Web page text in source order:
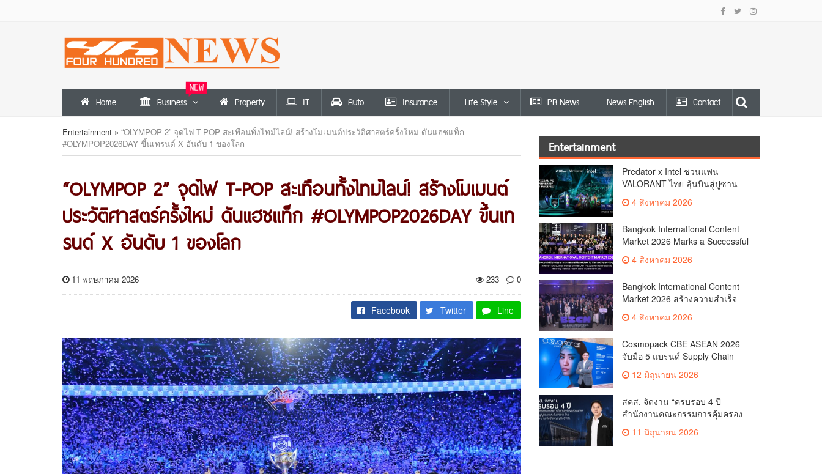
Home Business
NEW
Property IT Auto Insurance Life Style PR News News English Contact
Entertainment » “OLYMPOP 2” จุดไฟ T-POP สะเทือนทั้งไทม์ไลน์! สร้างโมเมนต์ประวัติศาสตร์ครั้งใหม่ ดันแฮชแท็ก
#OLYMPOP2026DAY ขึ้นเทรนด์ X อันดับ 1 ของโลก
“OLYMPOP 2” จุดไฟ T-POP สะเทือนทั้งไทม์ไลน์! สร้างโมเมนต์
ประวัติศาสตร์ครั้งใหม่ ดันแฮชแท็ก #OLYMPOP2026DAY ขึ้นเท
รนด์ X อันดับ 1 ของโลก
11 พฤษภาคม 2026 233 0
Facebook Twitter Line
Entertainment
Predator x Intel ชวนแฟน
VALORANT ไทย ลุ้นบินสู่ปูซาน
เชียร์ศึก VCT Pacific Finals Busan
ประเทศเกาหลีใต้ Predator x Intel
สู่ปูซาน แบบติดขอบสนาม พร้อม
กิจกรรมสุดพิเศษตลอดทัวร์นาเมนต์
4 สิงหาคม 2026
Bangkok International Content
Market 2026 Marks a Successful
Debut as an International
Marketplace for Film and Series
Business Meetings Generate
Over THB 2.2 Billion in Business
ValueReinforcing Thailand’s
Asia”
4 สิงหาคม 2026
Bangkok International Content
Market 2026 สร้างความสำเร็จ
ตลาดซื้อขาย–ร่วมผลิตคอนเทนต์
ภาพยนตร์และซีรีส์ระดับ
1,200 คู่ มูลค่ากว่า 2,200 ล้านบาท
ตอกย้ำไทยสู่ “Content Hub of
Asia”
4 สิงหาคม 2026
Cosmopack CBE ASEAN 2026
จับมือ 5 แบรนด์ Supply Chain
ความงามชั้นนำ เดินเครื่องโรงงาน
ผลิตเครื่องสำอางจำลอง “The
ในงาน Cosmoprof CBE ASEAN
Bangkok 2026
12 มิถุนายน 2026
สคส. จัดงาน “ครบรอบ 4 ปี
สำนักงานคณะกรรมการคุ้มครอง
ข้อมูลส่วนบุคคล” ส่งสัญญาณยก
ระดับ PDPA ไทย สร้างความเชื่อ
11 มิถุนายน 2026